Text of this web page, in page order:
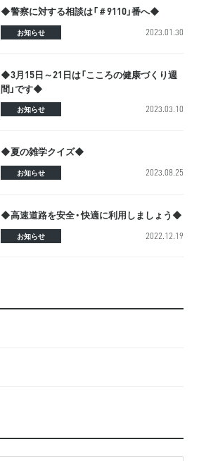
◆警察に対する相談は「＃9110」番へ◆
お知らせ 2023.01.30
◆3月15日～21日は「こころの健康づくり週
間」です◆
お知らせ 2023.03.10
◆夏の雑学クイズ◆
お知らせ 2023.08.25
◆高速道路を安全・快適に利用しましょう◆
お知らせ 2022.12.19